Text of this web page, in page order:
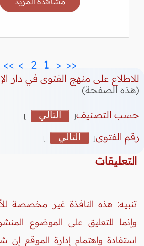
<<
<
1
2
>
>>
للاطلاع على منهج الفتوى في دار
(هذه الصفحة)
حسب التصنيف[ التالي ]
رقم الفتوى[ التالي ]
التعليقات
تنبيه: هذه النافذة غير مخصصة
وإنما للتعليق على الموضوع
استفادة واهتمام إدارة الموقع إن